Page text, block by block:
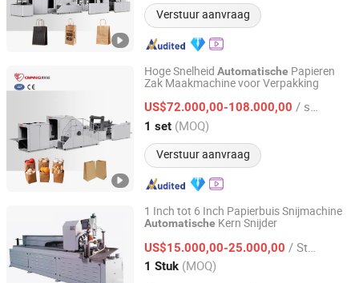
Verstuur aanvraag
Hoge Snelheid Automatische Papieren
Zak Maakmachine voor Verpakking
US$72.000,00-108.000,00 / set
1 set (MOQ)
Verstuur aanvraag
Zhejiang Ounuo Machinery Tech.Co.,Ltd
Zhejiang, China Sinds 2011
1 Inch tot 6 Inch Papierbuis Snijmachine
Automatische Kern Snijder
US$15.000,00-25.000,00 / Stuk
1 Stuk (MOQ)
Hangzhou Havesino Import and Export Co., Ltd.
Zhejiang, China Sinds 2022